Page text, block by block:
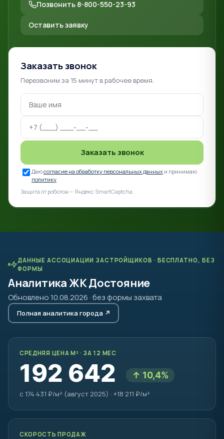
Позвонить 8-800-550-23-93
Оставить заявку
Заказать звонок
Перезвоним за 15 минут в рабочее время.
Заказать звонок
Даюсогласие на обработку персональных данных и принимаю
политику
Защита от роботов — Яндекс SmartCaptcha.
ДАННЫЕ АССОЦИАЦИИ ЗАСТРОЙЩИКОВ · БЕСПЛАТНО, БЕЗ
ФОРМЫ
Аналитика ЖК Достояние
Обновлено 10.08.2026 · без формы захвата
Полная аналитика города ↗
СРЕДНЯЯ ЦЕНА М² · ЗА 12 МЕС
192 642 ↑ 10,4%
с 174 431 ₽/м² (август 2025) · +18 211 ₽/м²
СКОРОСТЬ ПРОДАЖ